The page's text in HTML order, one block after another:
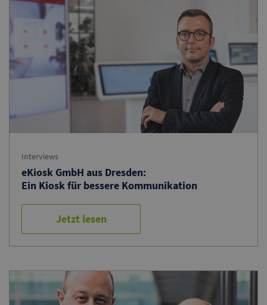
Interviews
eKiosk GmbH aus Dresden:
Ein Kiosk für bessere Kommunikation
Jetzt lesen